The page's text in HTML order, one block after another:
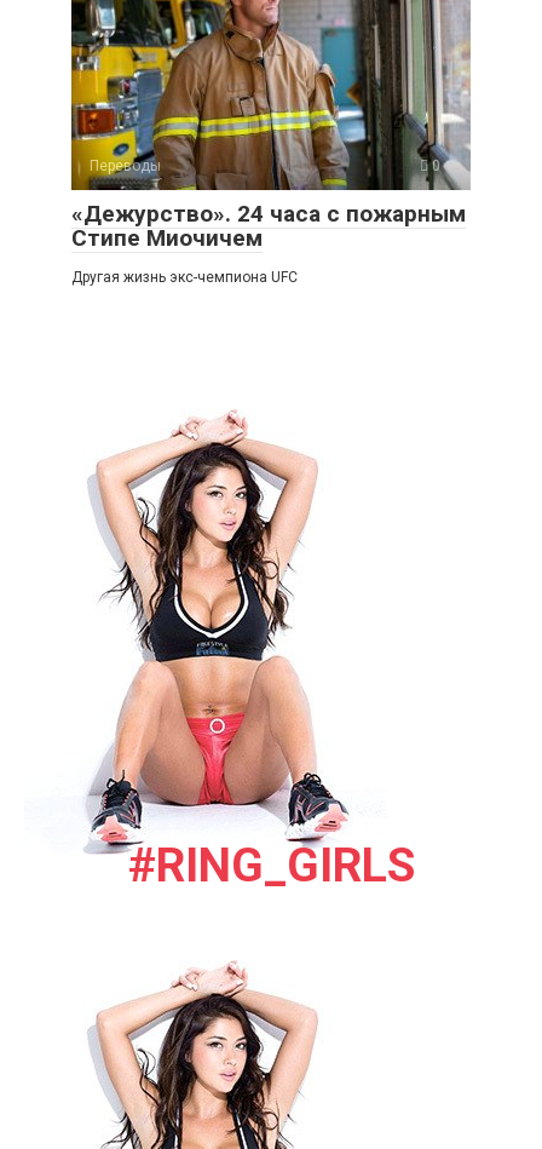
Переводы 0
«Дежурство». 24 часа с пожарным
Стипе Миочичем
Другая жизнь экс-чемпиона UFC
#RING_GIRLS